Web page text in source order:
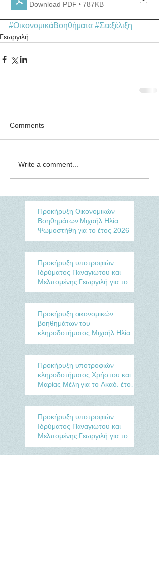
Download PDF • 787KB
#ΟικονομικάΒοηθήματα #Σεεξέλιξη
Γεωργιλή
Comments
Write a comment...
Προκήρυξη Οικονομικών
Βοηθημάτων Μιχαήλ Ηλία
Ψωμοστήθη για το έτος 2026
Προκήρυξη υποτροφιών
Ιδρύματος Παναγιώτου και
Μελπομένης Γεωργιλή για το
Ακαδ. έτος 2025-2026
Προκήρυξη οικονομικών
βοηθημάτων του
κληροδοτήματος Μιχαήλ Ηλία
Ψωμοστήθη για το έτος 2021
Προκήρυξη υποτροφιών
κληροδοτήματος Χρήστου και
Μαρίας Μέλη για το Ακαδ. έτος
2020-2021
Προκήρυξη υποτροφιών
Ιδρύματος Παναγιώτου και
Μελπομένης Γεωργιλή για το
Ακαδ. έτος 2020-2021